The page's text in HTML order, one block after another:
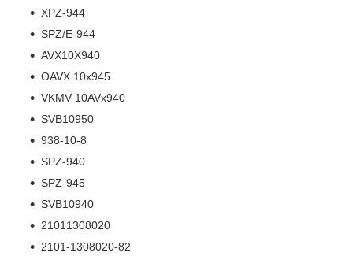
XPZ-944
SPZ/E-944
AVX10X940
OAVX 10х945
VKMV 10AVx940
SVB10950
938-10-8
SPZ-940
SPZ-945
SVB10940
21011308020
2101-1308020-82